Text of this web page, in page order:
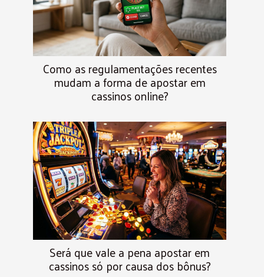
Como as regulamentações recentes
mudam a forma de apostar em
cassinos online?
Será que vale a pena apostar em
cassinos só por causa dos bônus?